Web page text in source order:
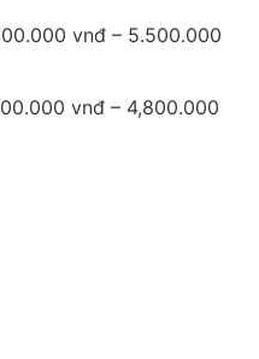
vnđ – 5.500.000
vnđ – 4,800.000